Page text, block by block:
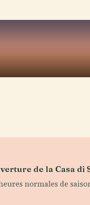
de la Casa di
normales de